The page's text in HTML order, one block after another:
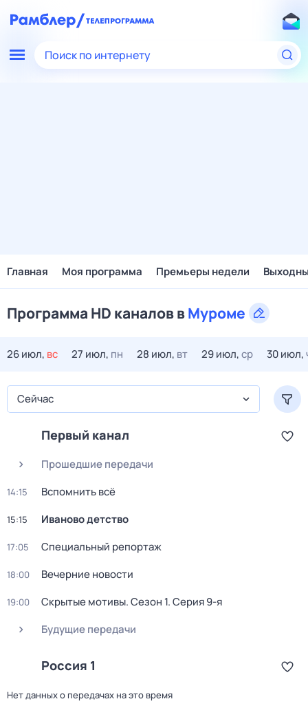
Поиск по интернету
Главная Моя программа Премьеры недели
Программа HD каналов вМуроме
26 июл, вс 27 июл, пн 28 июл, вт 29 июл,ср 30 июл,
Сейчас
Первый канал
Прошедшие передачи
14:15 Вспомнить всё
15:15 Иваново детство
17:05 Специальный репортаж
18:00 Вечерние новости
19:00 Скрытые мотивы. Сезон 1. Серия 9-я
Будущие передачи
Россия 1
Нет данных о передачах на это время